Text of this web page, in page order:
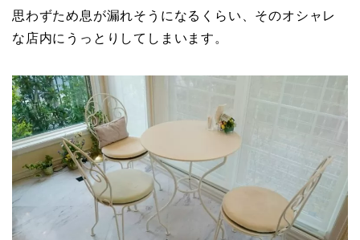
思わずため息が漏れそうになるくらい、そのオシャレ
な店内にうっとりしてしまいます。